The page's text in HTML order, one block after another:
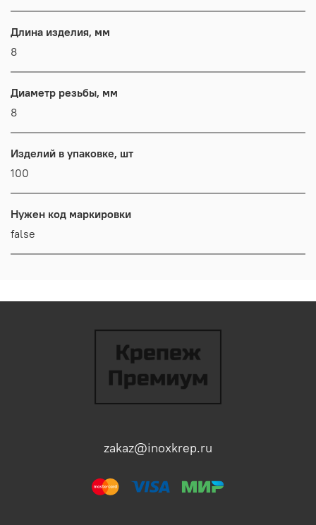
Длина изделия, мм
8
Диаметр резьбы, мм
8
Изделий в упаковке, шт
100
Нужен код маркировки
false
zakaz@inoxkrep.ru